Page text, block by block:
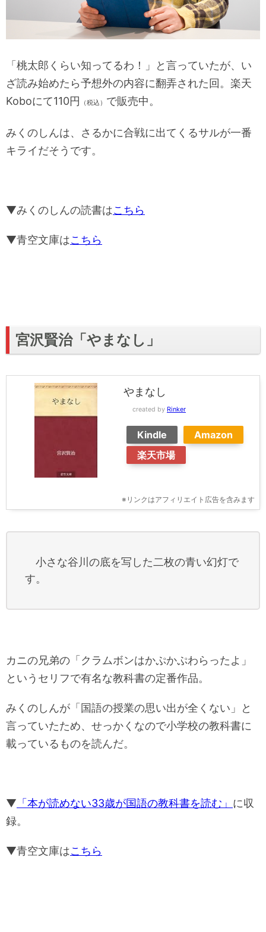
「桃太郎くらい知ってるわ！」と言っていたが、い
ざ読み始めたら予想外の内容に翻弄された回。楽天
Koboにて110円
（税込） で販売中。
みくのしんは、さるかに合戦に出てくるサルが一番
キライだそうです。
▼みくのしんの読書はこちら
▼青空文庫はこちら
宮沢賢治「やまなし」
やまなし
created by Rinker
Kindle
Amazon
楽天市場
※リンクはアフィリエイト広告を含みます
小さな谷川の底を写した二枚の青い幻灯で
す。
カニの兄弟の「クラムボンはかぷかぷわらったよ」
というセリフで有名な教科書の定番作品。
みくのしんが「国語の授業の思い出が全くない」と
言っていたため、せっかくなので小学校の教科書に
載っているものを読んだ。
▼ 「本が読めない33歳が国語の教科書を読む」 に収
録。
▼青空文庫はこちら